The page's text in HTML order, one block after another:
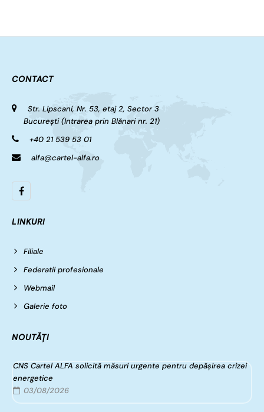
CONTACT
Str. Lipscani, Nr. 53, etaj 2, Sector 3
București (Intrarea prin Blănari nr. 21)
+40 21 539 53 01
alfa@cartel-alfa.ro
LINKURI
Filiale
Federatii profesionale
Webmail
Galerie foto
NOUTĂȚI
CNS Cartel ALFA solicită măsuri urgente pentru depășirea crizei
energetice
03/08/2026